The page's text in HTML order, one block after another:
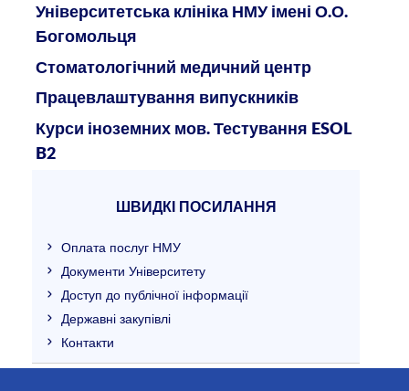
Університетська клініка НМУ імені О.О.
Богомольця
Стоматологічний медичний центр
Працевлаштування випускників
Курси іноземних мов. Тестування ESOL
B2
ШВИДКІ ПОСИЛАННЯ
Оплата послуг НМУ
Документи Університету
Доступ до публічної інформації
Державні закупівлі
Контакти